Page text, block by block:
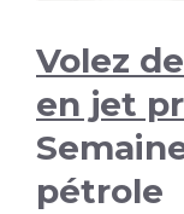
Volez
en jet
pétrole